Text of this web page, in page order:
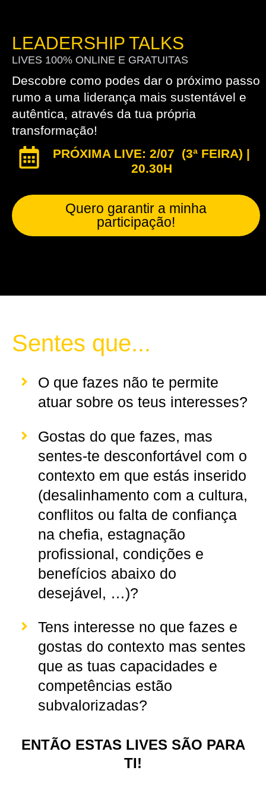
LEADERSHIP TALKS
LIVES 100% ONLINE E GRATUITAS
Descobre como podes dar o próximo passo
rumo a uma liderança mais sustentável e
autêntica, através da tua própria
transformação!
PRÓXIMA LIVE: 2/07 (3ª FEIRA) |
20.30H
Quero garantir a minha
participação!
Sentes que...
O que fazes não te permite
atuar sobre os teus interesses?
Gostas do que fazes, mas
sentes-te desconfortável com o
contexto em que estás inserido
(desalinhamento com a cultura,
conflitos ou falta de confiança
na chefia, estagnação
profissional, condições e
benefícios abaixo do
desejável, …)?
Tens interesse no que fazes e
gostas do contexto mas sentes
que as tuas capacidades e
competências estão
subvalorizadas?
ENTÃO ESTAS LIVES SÃO PARA
TI!